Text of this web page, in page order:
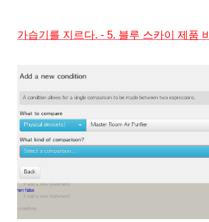
가습기를 지르다. - 5. 블루 스카이 제품